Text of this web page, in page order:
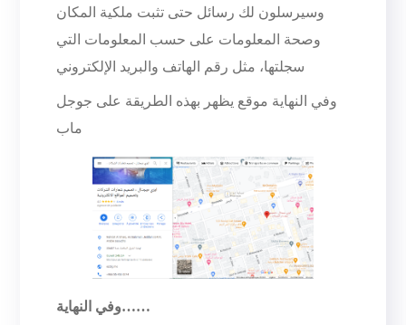
وسيرسلون لك رسائل حتى تثبت ملكية المكان
وصحة المعلومات على حسب المعلومات التي
وفي النهاية موقع يظهر بهذه الطريقة على جوجل
وفي النهاية……